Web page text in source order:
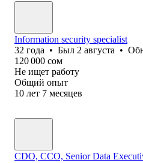
Information security specialist
32 года • Был 2 августа •
120 000 сом
Не ищет работу
Общий опыт
10 лет 7 месяцев
CDO, CCO, Senior Data